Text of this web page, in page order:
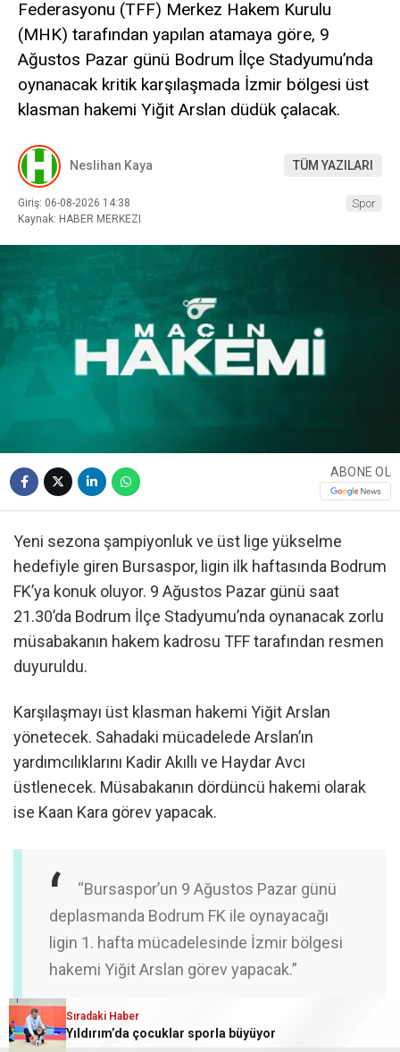
Federasyonu (TFF) Merkez Hakem Kurulu
(MHK) tarafından yapılan atamaya göre, 9
Ağustos Pazar günü Bodrum İlçe Stadyumu’nda
oynanacak kritik karşılaşmada İzmir bölgesi üst
klasman hakemi Yiğit Arslan düdük çalacak.
Neslihan Kaya TÜM YAZILARI
Giriş: 06-08-2026 14:38
Kaynak: HABER MERKEZI
Spor
ABONE OL
Yeni sezona şampiyonluk ve üst lige yükselme
hedefiyle giren Bursaspor, ligin ilk haftasında Bodrum
FK’ya konuk oluyor. 9 Ağustos Pazar günü saat
21.30’da Bodrum İlçe Stadyumu’nda oynanacak zorlu
müsabakanın hakem kadrosu TFF tarafından resmen
duyuruldu.
Karşılaşmayı üst klasman hakemi Yiğit Arslan
yönetecek. Sahadaki mücadelede Arslan’ın
yardımcılıklarını Kadir Akıllı ve Haydar Avcı
üstlenecek. Müsabakanın dördüncü hakemi olarak
ise Kaan Kara görev yapacak.
“Bursaspor’un 9 Ağustos Pazar günü
deplasmanda Bodrum FK ile oynayacağı
ligin 1. hafta mücadelesinde İzmir bölgesi
hakemi Yiğit Arslan görev yapacak.”
Sıradaki Haber
Yıldırım’da çocuklar sporla büyüyor